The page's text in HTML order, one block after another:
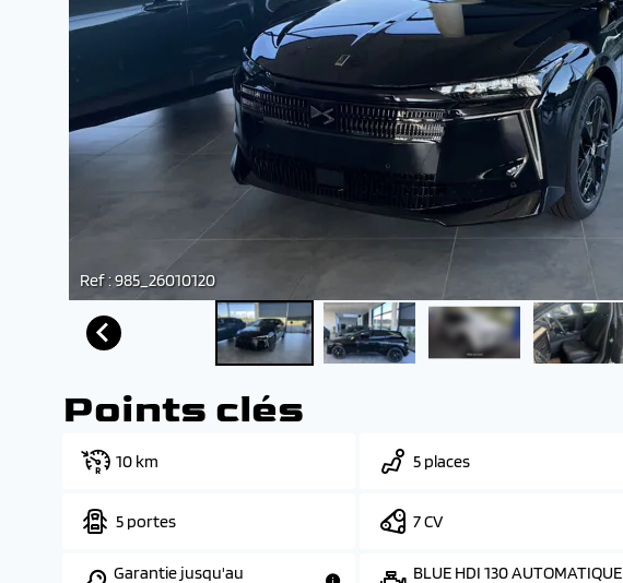
Ref : 985_26010120
Points clés
10 km 5 places
5 portes 7 CV
Garantie jusqu'au
BLUE HDI 130 AUTOMATIQUE